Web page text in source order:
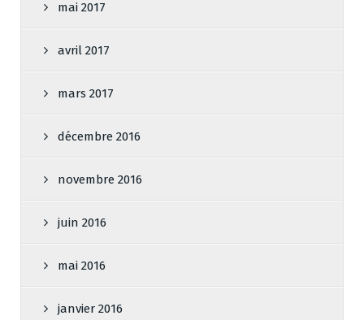
mai 2017
avril 2017
mars 2017
décembre 2016
novembre 2016
juin 2016
mai 2016
janvier 2016